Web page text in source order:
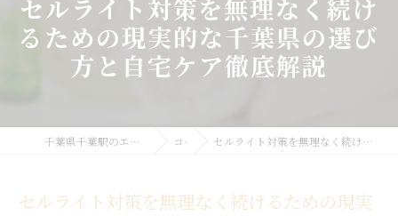
セルライト対策を無理なく続け
るための現実的な千葉県の選び
方と自宅ケア徹底解説
千葉県千葉駅のエステサロンならSALON DI REALE コラム セルライト対策を無理なく続けるための現実的な千葉県の選び方と自宅ケア徹底解説
セルライト対策を無理なく続けるための現実